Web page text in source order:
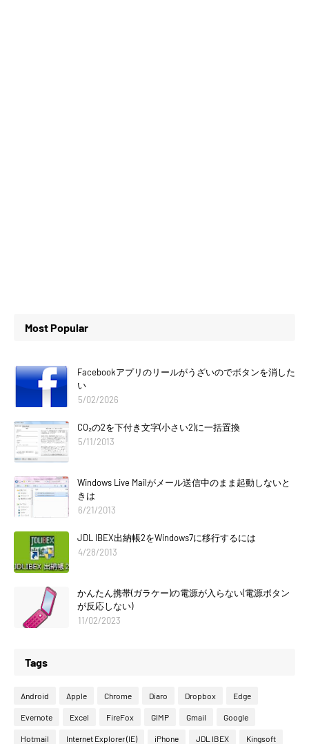
Most Popular
Facebookアプリのリールがうざいのでボタンを消した
い
5/02/2026
CO₂の2を下付き文字(小さい2)に一括置換
5/11/2013
Windows Live Mailがメール送信中のまま起動しないと
きは
6/21/2013
JDL IBEX出納帳2をWindows7に移行するには
4/28/2013
かんたん携帯(ガラケー)の電源が入らない(電源ボタン
が反応しない)
11/02/2023
Tags
Android Apple Chrome Diaro Dropbox Edge
Evernote Excel FireFox GIMP Gmail Google
Hotmail Internet Explorer (IE) iPhone JDL IBEX Kingsoft